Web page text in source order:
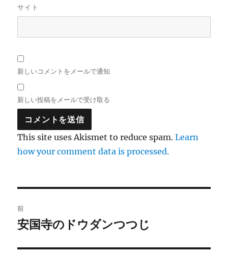
サイト
新しいコメントをメールで通知
新しい投稿をメールで受け取る
This site uses Akismet to reduce spam.Learn
how your comment data is processed.
稿
前
前
投
安国寺のドウダンつつじ